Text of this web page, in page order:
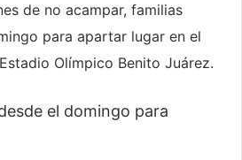
de no acampar, familias
para apartar lugar en el
Olímpico Benito Juárez.
el domingo para